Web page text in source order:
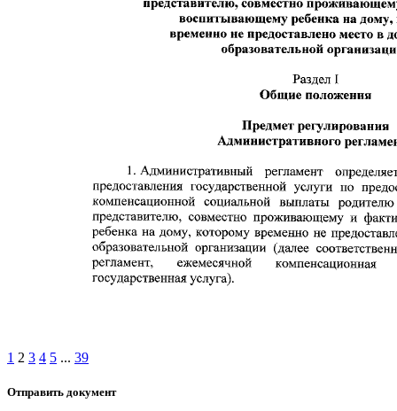
1 2 3 4 5 ... 39
Отправить документ